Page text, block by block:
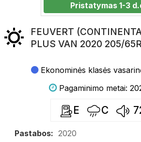
Pristatymas 1-3
FEUVERT
PLUS VAN 2020 205/
Ekonominės klasės
Pagaminimo metai:
E C
Pastabos: 2020